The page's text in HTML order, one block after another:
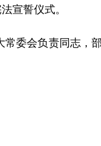
宣誓仪式。
会负责同志，